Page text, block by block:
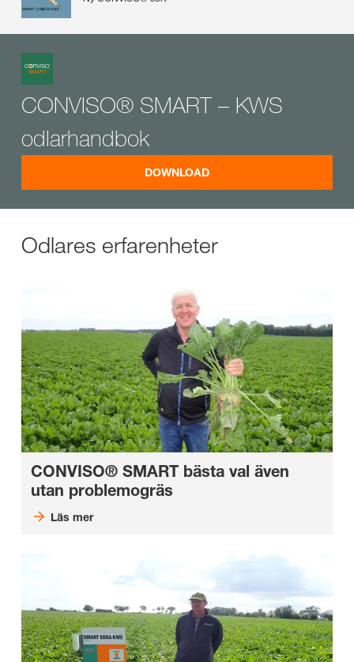
CONVISO® SMART – KWS
odlarhandbok
DOWNLOAD
Odlares erfarenheter
CONVISO® SMART bästa val även
utan problemogräs
Läs mer